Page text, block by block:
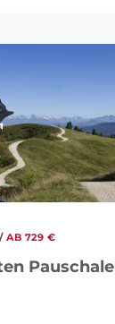
AB 729 €
Pauschale